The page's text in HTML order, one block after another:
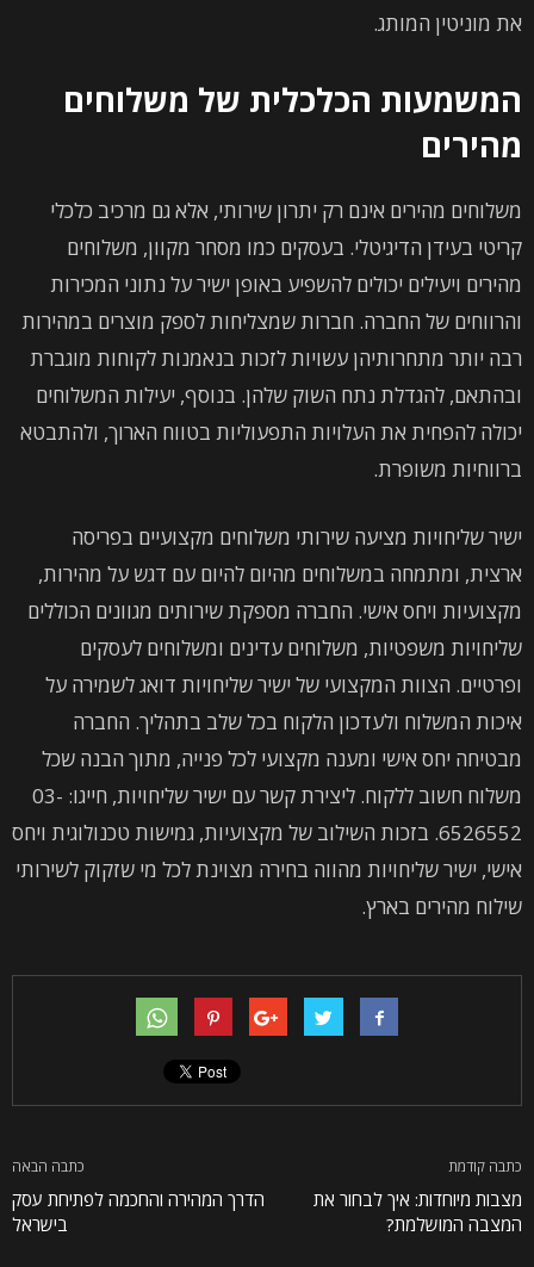
את מוניטין המותג.
המשמעות הכלכלית של משלוחים
מהירים
משלוחים מהירים אינם רק יתרון שירותי, אלא גם מרכיב כלכלי
קריטי בעידן הדיגיטלי. בעסקים כמו מסחר מקוון, משלוחים
מהירים ויעילים יכולים להשפיע באופן ישיר על נתוני המכירות
והרווחים של החברה. חברות שמצליחות לספק מוצרים במהירות
רבה יותר מתחרותיהן עשויות לזכות בנאמנות לקוחות מוגברת
ובהתאם, להגדלת נתח השוק שלהן. בנוסף, יעילות המשלוחים
יכולה להפחית את העלויות התפעוליות בטווח הארוך, ולהתבטא
ברווחיות משופרת.
ישיר שליחויות מציעה שירותי משלוחים מקצועיים בפריסה
ארצית, ומתמחה במשלוחים מהיום להיום עם דגש על מהירות,
מקצועיות ויחס אישי. החברה מספקת שירותים מגוונים הכוללים
שליחויות משפטיות, משלוחים עדינים ומשלוחים לעסקים
ופרטיים. הצוות המקצועי של ישיר שליחויות דואג לשמירה על
איכות המשלוח ולעדכון הלקוח בכל שלב בתהליך. החברה
מבטיחה יחס אישי ומענה מקצועי לכל פנייה, מתוך הבנה שכל
משלוח חשוב ללקוח. ליצירת קשר עם ישיר שליחויות, חייגו: 03-
6526552. בזכות השילוב של מקצועיות, גמישות טכנולוגית ויחס
אישי, ישיר שליחויות מהווה בחירה מצוינת לכל מי שזקוק לשירותי
שילוח מהירים בארץ.
כתבה קודמת
מצבות מיוחדות: איך לבחור את
המצבה המושלמת?
כתבה הבאה
הדרך המהירה והחכמה לפתיחת עסק
בישראל